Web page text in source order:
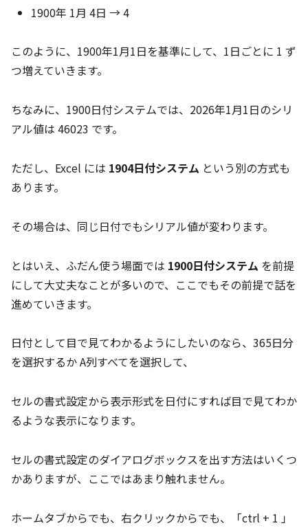
1900年 1月 4日 → 4
このように、1900年1月1日を基準にして、1日ごとに 1 ず
つ増えていきます。
ちなみに、1900日付システムでは、2026年1月1日のシリ
アル値は 46023 です。
ただし、Excel には 1904日付システム という別の方式も
あります。
その場合は、同じ日付でもシリアル値が変わります。
とはいえ、ふだん使う場面では 1900日付システム を前提
にして大丈夫なことが多いので、ここでもその前提で話を
進めていきます。
日付として目で見てわかるようにしたいのなら、365日分
を選択するか A列すべてを選択して、
セルの書式設定から表示形式を日付にすれば目で見てわか
るような表示になります。
セルの書式設定のダイアログボックスを出す方法はいくつ
かありますが、ここではあまり触れません。
ホームタブからでも、右クリックからでも、「ctrl + 1 」